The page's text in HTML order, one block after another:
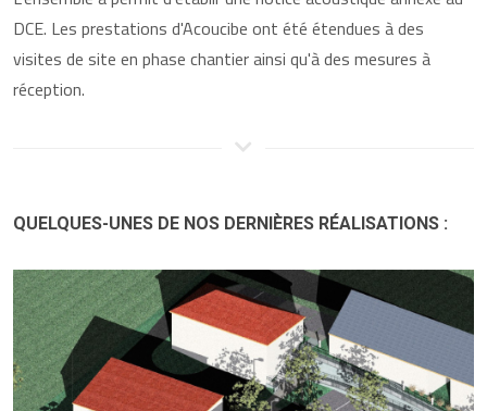
DCE. Les prestations d'Acoucibe ont été étendues à des
visites de site en phase chantier ainsi qu'à des mesures à
réception.
QUELQUES-UNES DE NOS DERNIÈRES RÉALISATIONS :